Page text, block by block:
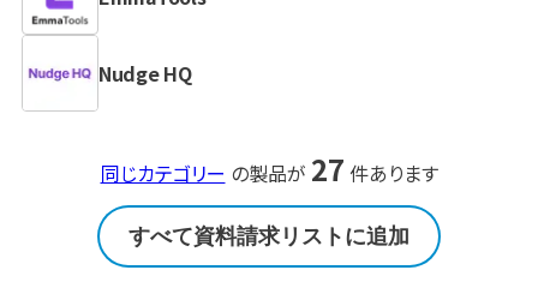
Nudge HQ
同じカテゴリー の製品が 27 件あります
すべて資料請求リストに追加